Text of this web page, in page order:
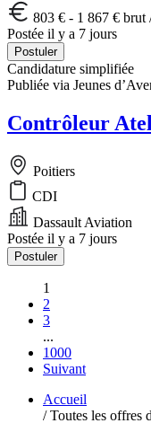
803 € - 1 867 € brut
Postée il y a 7 jours
Postuler
Candidature simplifiée
Publiée via Jeunes
Contrôleur
Poitiers
CDI
Dassault Aviation
Postée il y a 7 jours
Postuler
1
2
3
...
1000
Suivant
Accueil
/ Toutes les offres